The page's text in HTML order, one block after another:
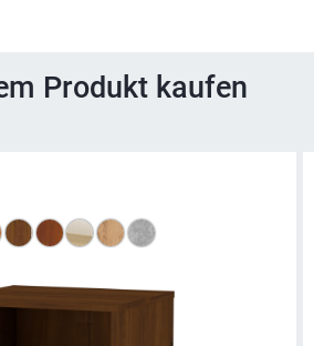
Produkt kaufen